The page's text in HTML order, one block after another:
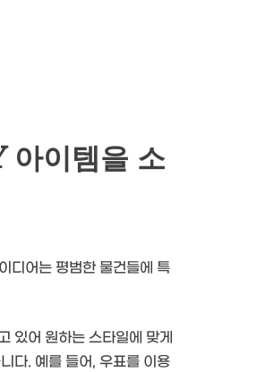
아이템을 소
디어는 평범한 물건들에 특
있어 원하는 스타일에 맞게
다. 예를 들어, 우표를 이용